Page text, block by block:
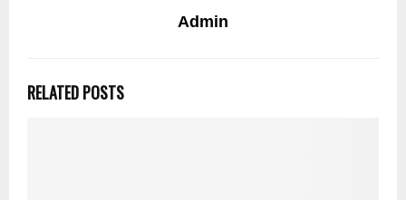
Admin
RELATED POSTS